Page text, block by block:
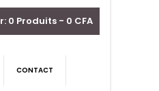
0 Produits - 0 CFA
CONTACT